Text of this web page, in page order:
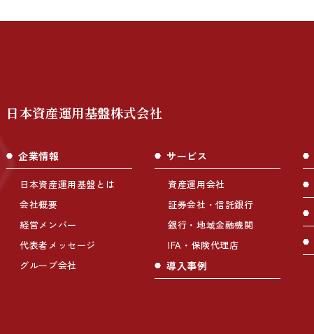
日本資産運用基盤株式会社
企業情報
日本資産運用基盤とは
会社概要
経営メンバー
代表者メッセージ
グループ会社
サービス
資産運用会社
証券会社・信託銀行
銀行・地域金融機関
IFA・保険代理店
導入事例